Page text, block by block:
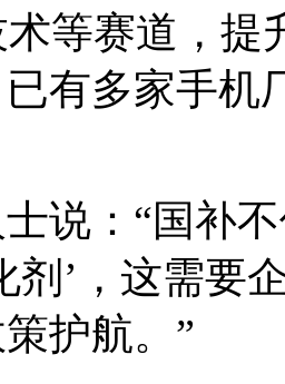
等赛道，提
有多家手机
说：“国补
剂’，这需要
护航。”